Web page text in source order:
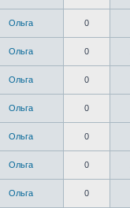
Ольга 0
Ольга 0
Ольга 0
Ольга 0
Ольга 0
Ольга 0
Ольга 0